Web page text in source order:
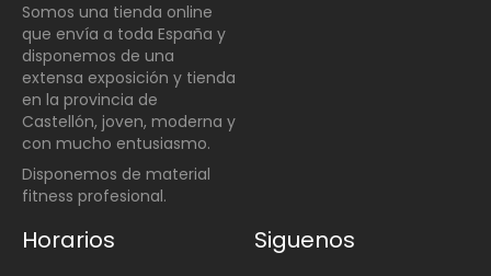
Somos una tienda online
que envía a toda España y
disponemos de una
extensa exposición y tienda
en la provincia de
Castellón, joven, moderna y
con mucho entusiasmo.
Disponemos de material
fitness profesional.
Horarios Siguenos